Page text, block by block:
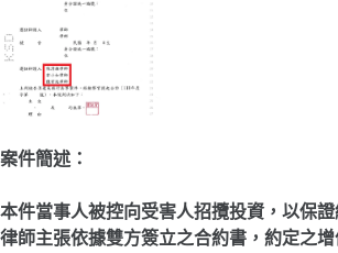
案件簡述：
本件當事人被控向受害人招攬投資，以保
律師主張依據雙方簽立之合約書，約定之